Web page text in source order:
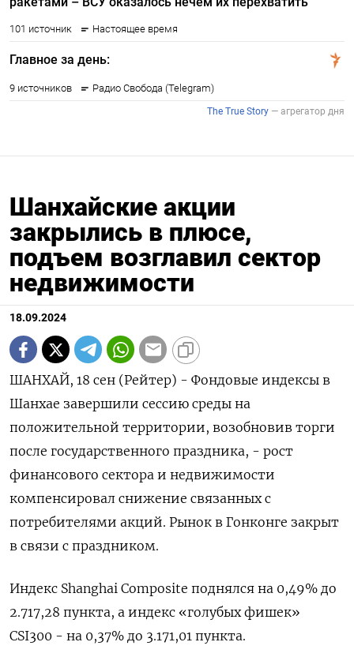
Шанхайские акции
закрылись в плюсе,
подъем возглавил сектор
недвижимости
18.09.2024
ШАНХАЙ, 18 сен (Рейтер) - Фондовые индексы в
Шанхае завершили сессию среды на
положительной территории, возобновив торги
после государственного праздника, - рост
финансового сектора и недвижимости
компенсировал снижение связанных с
потребителями акций. Рынок в Гонконге закрыт
в связи с праздником.
Индекс Shanghai Composite поднялся на 0,49% до
2.717,28 пункта, а индекс «голубых фишек»
CSI300 - на 0,37% до 3.171,01 пункта.